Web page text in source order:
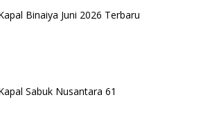
Binaiya Juni 2026 Terbaru
Sabuk Nusantara 61